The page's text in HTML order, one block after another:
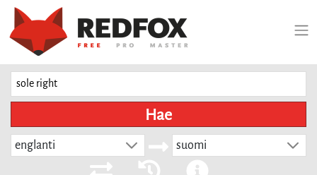
Hae
englanti suomi